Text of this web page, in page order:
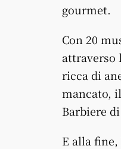
gourmet.
Con 20
attraverso
ricca di
mancato,
Barbiere
E alla